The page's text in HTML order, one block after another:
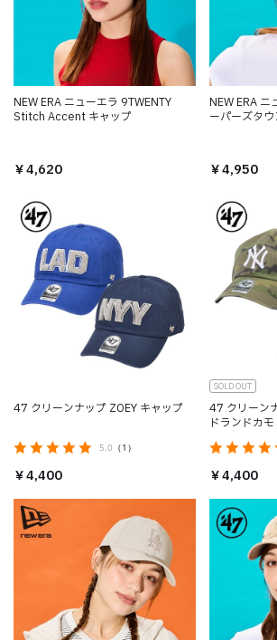
NEW ERA ニューエラ 9TWENTY
Stitch Accent キャップ
￥4,620
NEW ERA ニ
ーパーズタ
￥4,950
47 クリーンナップ ZOEY キャップ
5.0 （1）
￥4,400
SOLD OUT
47 クリーン
ドランドカ
￥4,400